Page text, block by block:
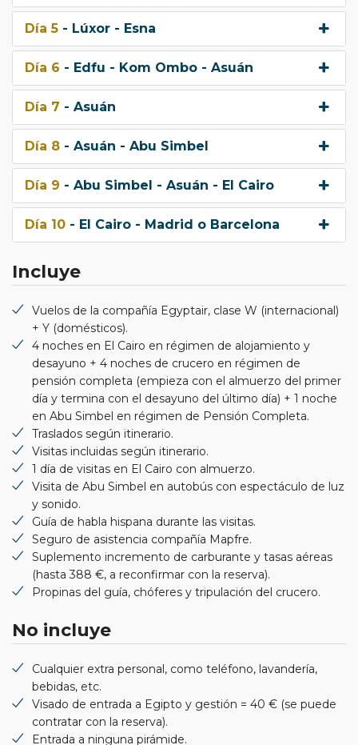
Día 5 - Lúxor - Esna
Día 6 - Edfu - Kom Ombo - Asuán
Día 7 - Asuán
Día 8 - Asuán - Abu Simbel
Día 9 - Abu Simbel - Asuán - El Cairo
Día 10 - El Cairo - Madrid o Barcelona
Incluye
Vuelos de la compañía Egyptair, clase W (internacional)
+ Y (domésticos).
4 noches en El Cairo en régimen de alojamiento y
desayuno + 4 noches de crucero en régimen de
pensión completa (empieza con el almuerzo del primer
día y termina con el desayuno del último día) + 1 noche
en Abu Simbel en régimen de Pensión Completa.
Traslados según itinerario.
Visitas incluidas según itinerario.
1 día de visitas en El Cairo con almuerzo.
Visita de Abu Simbel en autobús con espectáculo de luz
y sonido.
Guía de habla hispana durante las visitas.
Seguro de asistencia compañía Mapfre.
Suplemento incremento de carburante y tasas aéreas
(hasta 388 €, a reconfirmar con la reserva).
Propinas del guía, chóferes y tripulación del crucero.
No incluye
Cualquier extra personal, como teléfono, lavandería,
bebidas, etc.
Visado de entrada a Egipto y gestión = 40 € (se puede
contratar con la reserva).
Entrada a ninguna pirámide.